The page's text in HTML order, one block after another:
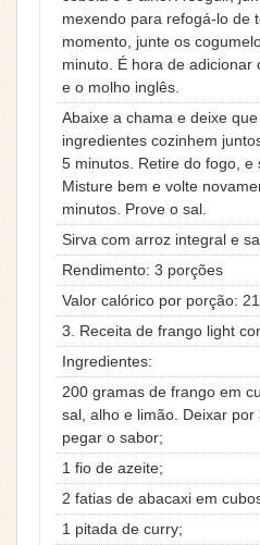
mexendo para refogá-lo de
momento, junte os
minuto. É hora de adicionar
e o molho inglês.
Abaixe a chama e deixe
ingredientes cozinhem
5 minutos. Retire do fogo, e
Misture bem e volte
minutos. Prove o sal.
Sirva com arroz integral e
Rendimento: 3 porções
Valor calórico por porção:
3. Receita de frango light
Ingredientes:
200 gramas de frango em
sal, alho e limão. Deixar
pegar o sabor;
1 fio de azeite;
2 fatias de abacaxi em
1 pitada de curry;